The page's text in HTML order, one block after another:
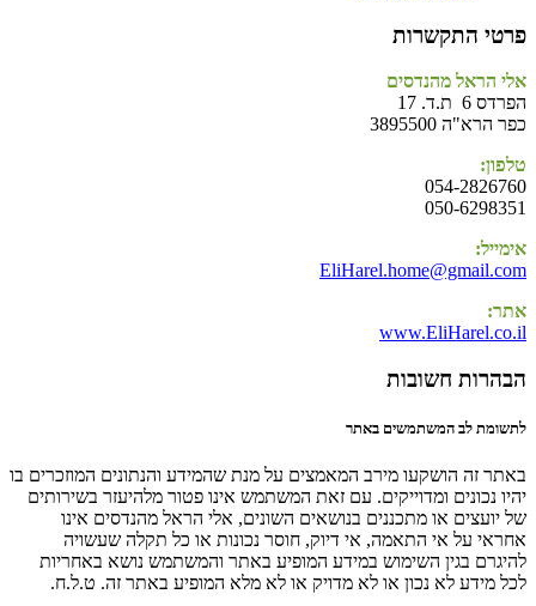
פרטי התקשרות
אלי הראל מהנדסים
הפרדס 6 ת.ד. 17
כפר הרא"ה 3895500
טלפון:
054-2826760
050-6298351
אימייל:
EliHarel.home@gmail.com
אתר:
www.EliHarel.co.il
הבהרות חשובות
לתשומת לב המשתמשים באתר
באתר זה הושקעו מירב המאמצים על מנת שהמידע והנתונים המוזכרים בו
יהיו נכונים ומדוייקים. עם זאת המשתמש אינו פטור מלהיעזר בשירותים
של יועצים או מתכננים בנושאים השונים, אלי הראל מהנדסים אינו
אחראי על אי התאמה, אי דיוק, חוסר נכונות או כל תקלה שעשויה
להיגרם בגין השימוש במידע המופיע באתר והמשתמש נושא באחריות
לכל מידע לא נכון או לא מדויק או לא מלא המופיע באתר זה. ט.ל.ח.